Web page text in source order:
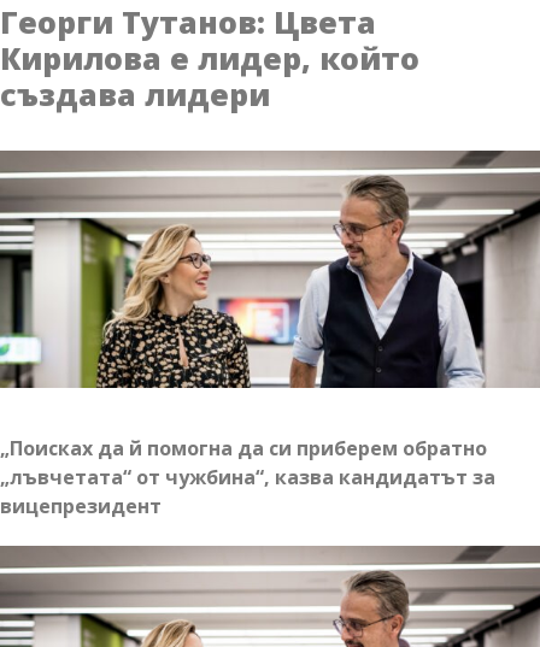
времето“
№
BGENVIRONMENT-
4.002-
0013-
C01
по
процедура:
„Малка
грантова
схема
климат“,
финансиран
програма
Опазване
на
околната
среда
и
климатични
Георги Тутанов: Цвета
Кирилова е лидер, който
създава лидери
„Поисках да й помогна да си приберем обратно
„лъвчетата“ от чужбина“, казва кандидатът за
вицепрезидент